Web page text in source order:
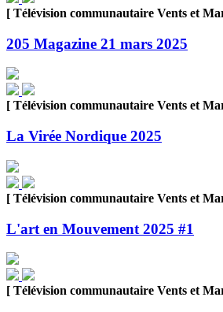
[ Télévision communautaire Vents et
205 Magazine 21 mars 2025
[ Télévision communautaire Vents et
La Virée Nordique 2025
[ Télévision communautaire Vents et
L'art en Mouvement 2025 #1
[ Télévision communautaire Vents et